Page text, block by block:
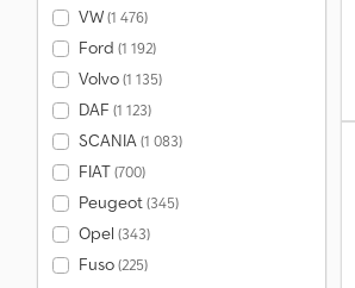
VW(1 476)
Ford (1 192)
Volvo(1 135)
DAF (1 123)
SCANIA(1 083)
FIAT(700)
Peugeot(345)
Opel (343)
Fuso(225)